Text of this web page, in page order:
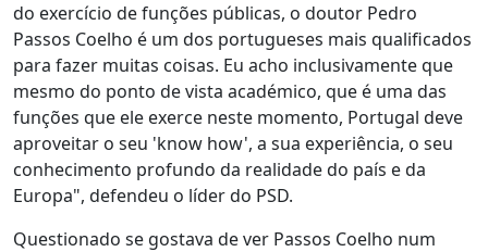
do exercício de funções públicas, o doutor Pedro
Passos Coelho é um dos portugueses mais qualificados
para fazer muitas coisas. Eu acho inclusivamente que
mesmo do ponto de vista académico, que é uma das
funções que ele exerce neste momento, Portugal deve
aproveitar o seu 'know how', a sua experiência, o seu
conhecimento profundo da realidade do país e da
Europa", defendeu o líder do PSD.
Questionado se gostava de ver Passos Coelho num